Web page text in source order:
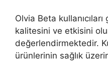
Olvia Beta
kalitesini ve etkisini
değerlendirmektedir.
ürünlerinin sağlık